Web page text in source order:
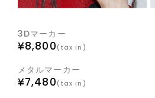
3Dマーカー
¥8,800 (tax in)
メタルマーカー
¥7,480 (tax in)